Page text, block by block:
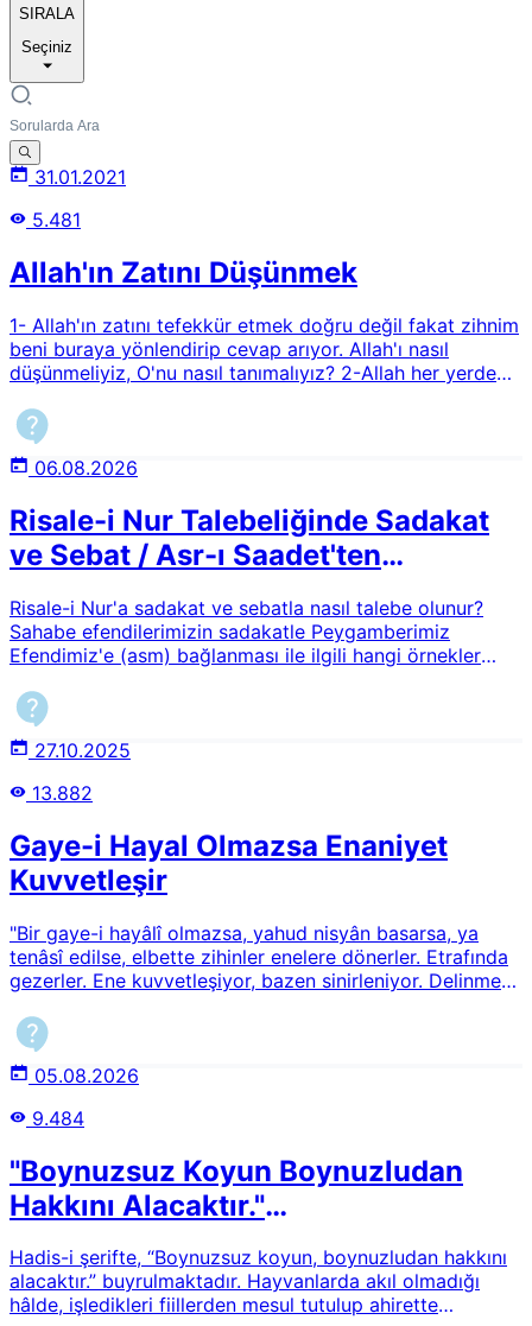
SIRALA
Seçiniz
31.01.2021
5.481
Allah'ın Zatını Düşünmek
1- Allah'ın zatını tefekkür etmek doğru değil fakat zihnim
beni buraya yönlendirip cevap arıyor. Allah'ı nasıl
düşünmeliyiz, O'nu nasıl tanımalıyız? 2-Allah her yerdedir
kafamda nasıl oluşturmalıyım? 3-Ruh dediğimiz nedir ve
kalu bela tam olarak nedir?
06.08.2026
Risale-i Nur Talebeliğinde Sadakat
ve Sebat / Asr-ı Saadet'ten
Risale-i Nur'a sadakat ve sebatla nasıl talebe olunur?
Sahabe efendilerimizin sadakatle Peygamberimiz
Efendimiz'e (asm) bağlanması ile ilgili hangi örnekler
örnekler verilebilir?
27.10.2025
13.882
Gaye-i Hayal Olmazsa Enaniyet
Kuvvetleşir
"Bir gaye-i hayâlî olmazsa, yahud nisyân basarsa, ya
tenâsî edilse, elbette zihinler enelere dönerler. Etrafında
gezerler. Ene kuvvetleşiyor, bazen sinirleniyor. Delinmez
Lemaatte geçen bu ifadeleri izah edebilir misiniz?
05.08.2026
9.484
"Boynuzsuz Koyun Boynuzludan
Hakkını Alacaktır."
Hadis-i şerifte, “Boynuzsuz koyun, boynuzludan hakkını
alacaktır.” buyrulmaktadır. Hayvanlarda akıl olmadığı
hâlde, işledikleri fiillerden mesul tutulup ahirette